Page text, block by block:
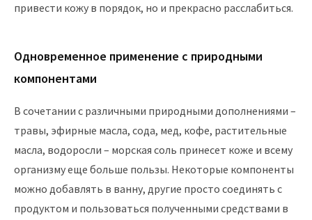
привести кожу в порядок, но и прекрасно расслабиться.
Одновременное применение с природными
компонентами
В сочетании с различными природными дополнениями –
травы, эфирные масла, сода, мед, кофе, растительные
масла, водоросли – морская соль принесет коже и всему
организму еще больше пользы. Некоторые компоненты
можно добавлять в ванну, другие просто соединять с
продуктом и пользоваться полученными средствами в